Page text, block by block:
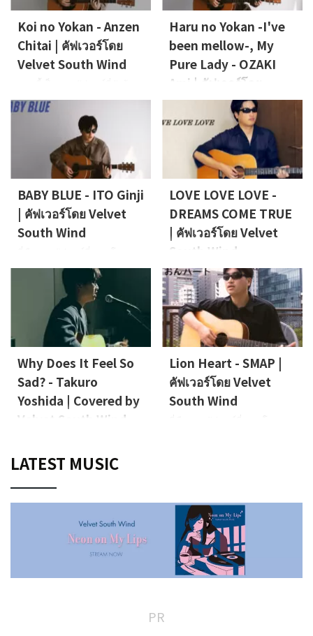
Koi no Yokan - Anzen
Chitai | คัฟเวอร์โดย
Velvet South Wind
เพลงนี้เป็นเพลงคัฟเวอร์ที่ขับร้อง
โดย Nao นักร้องนำของ Velvet
South Windเพลงที่นำมาคัฟเวอร์
ครั้งนี้คือ “Koi no Yokan” ของ
Anzen Chitai Vocals, Guitar:
Nao (Velvet South Wind)
Haru no Yokan -I've
been mellow-, My
Pure Lady - OZAKI
Ami | คัฟเวอร์โดย
Velvet South Wind
เพลงคัฟเวอร์นี้ขับร้องโดย Nao
นักร้องนำของ Velvet South
Windเขาคัฟเวอร์เพลง “Haru no
Yokan -I've been mellow-” และ
“My Pure Lady” ของ OZAKI
Ami Vocals, Guitar: Nao
(Velvet South Wind)
BABY BLUE - ITO Ginji
| คัฟเวอร์โดย Velvet
South Wind
นี่คือเพลงคัฟเวอร์ที่แสดงโดย
Nao นักร้องของ Velvet South
Windครั้งนี้เขาได้นำเพลง “BABY
BLUE” ของ ITO Ginji มาคัฟเวอร์
ร้อง, กีตาร์: Nao (Velvet South
LOVE LOVE LOVE -
DREAMS COME TRUE
| คัฟเวอร์โดย Velvet
South Wind
นี่คือเพลงคัฟเวอร์ที่ขับร้องโดย
Nao นักร้องนำของ Velvet
South Windในครั้งนี้เขาได้นำ
เพลง "LOVE LOVE LOVE" ของ
DREAMS COME TRUE มาคัฟ
เวอร์ ร้องนำ, กีตาร์: Nao (Velvet
South Wind)
Why Does It Feel So
Sad? - Takuro
Yoshida | Covered by
Velvet South Wind
นำเพลงที่เขารักมาทำเป็นเวอร์ชัน
ของ Takuro Yoshida Vocals,
Guitar: Nao (Velvet South
Lion Heart - SMAP |
คัฟเวอร์โดย Velvet
South Wind
นี่คือเพลงคัฟเวอร์ที่แสดงโดย
LATEST MUSIC
PR